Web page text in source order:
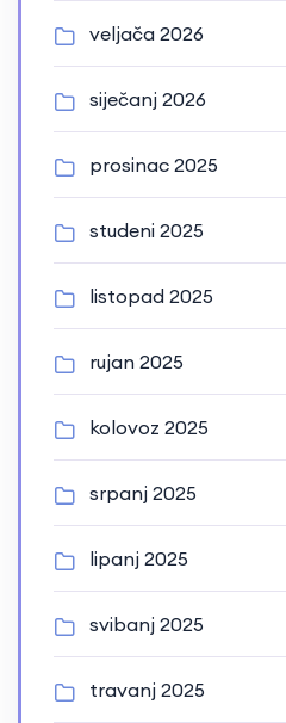
veljača 2026
siječanj 2026
prosinac 2025
studeni 2025
listopad 2025
rujan 2025
kolovoz 2025
srpanj 2025
lipanj 2025
svibanj 2025
travanj 2025